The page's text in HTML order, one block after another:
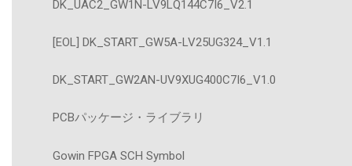
DK_UAC2_GW1N-LV9LQ144C7I6_V2.1
[EOL] DK_START_GW5A-LV25UG324_V1.1
DK_START_GW2AN-UV9XUG400C7I6_V1.0
PCBパッケージ・ライブラリ
Gowin FPGA SCH Symbol